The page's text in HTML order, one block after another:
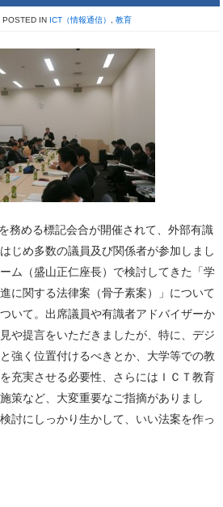
POSTED IN ICT（情報通信） 教育
務める標記会合が開催されて、外部有識
じめ多数の議員及び関係者が参加しまし
ム（盛山正仁座長）で検討してきた「学
に関する法律案（骨子素案）」について
いて。出席議員や有識者アドバイザーか
や提言をいただきましたが、特に、デジ
強く位置付けるべきとか、大学等での教
充実させる必要性、さらにはＩＣＴ教育
策など、大変重要なご指摘がありまし
討にしっかり生かして、いい法案を作っ